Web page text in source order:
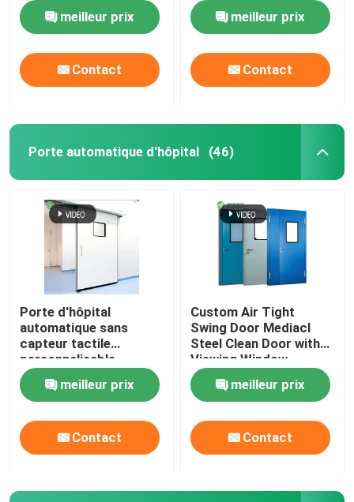
meilleur prix
Contact
meilleur prix
Contact
Porte automatique d'hôpital (46)
Porte d'hôpital
automatique sans
capteur tactile
personnalisable
meilleur prix
Contact
Custom Air Tight
Swing Door Mediacl
Steel Clean Door with
Viewing Window
meilleur prix
Contact